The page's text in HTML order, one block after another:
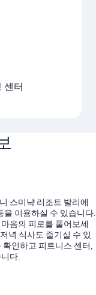
센터
스미냑 리조트 발리에
이용하실 수 있습니다.
음의 피로를 풀어보세
녁 식사도 즐기실 수 있
인하고 피트니스 센터,
다.